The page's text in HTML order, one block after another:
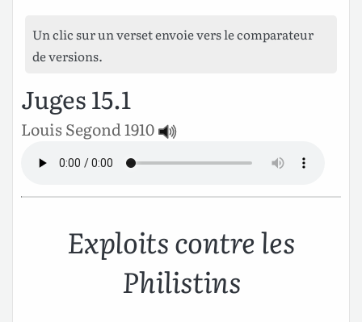
Un clic sur un verset envoie vers le comparateur
de versions.
Juges 15.1
Louis Segond 1910
Exploits contre les
Philistins